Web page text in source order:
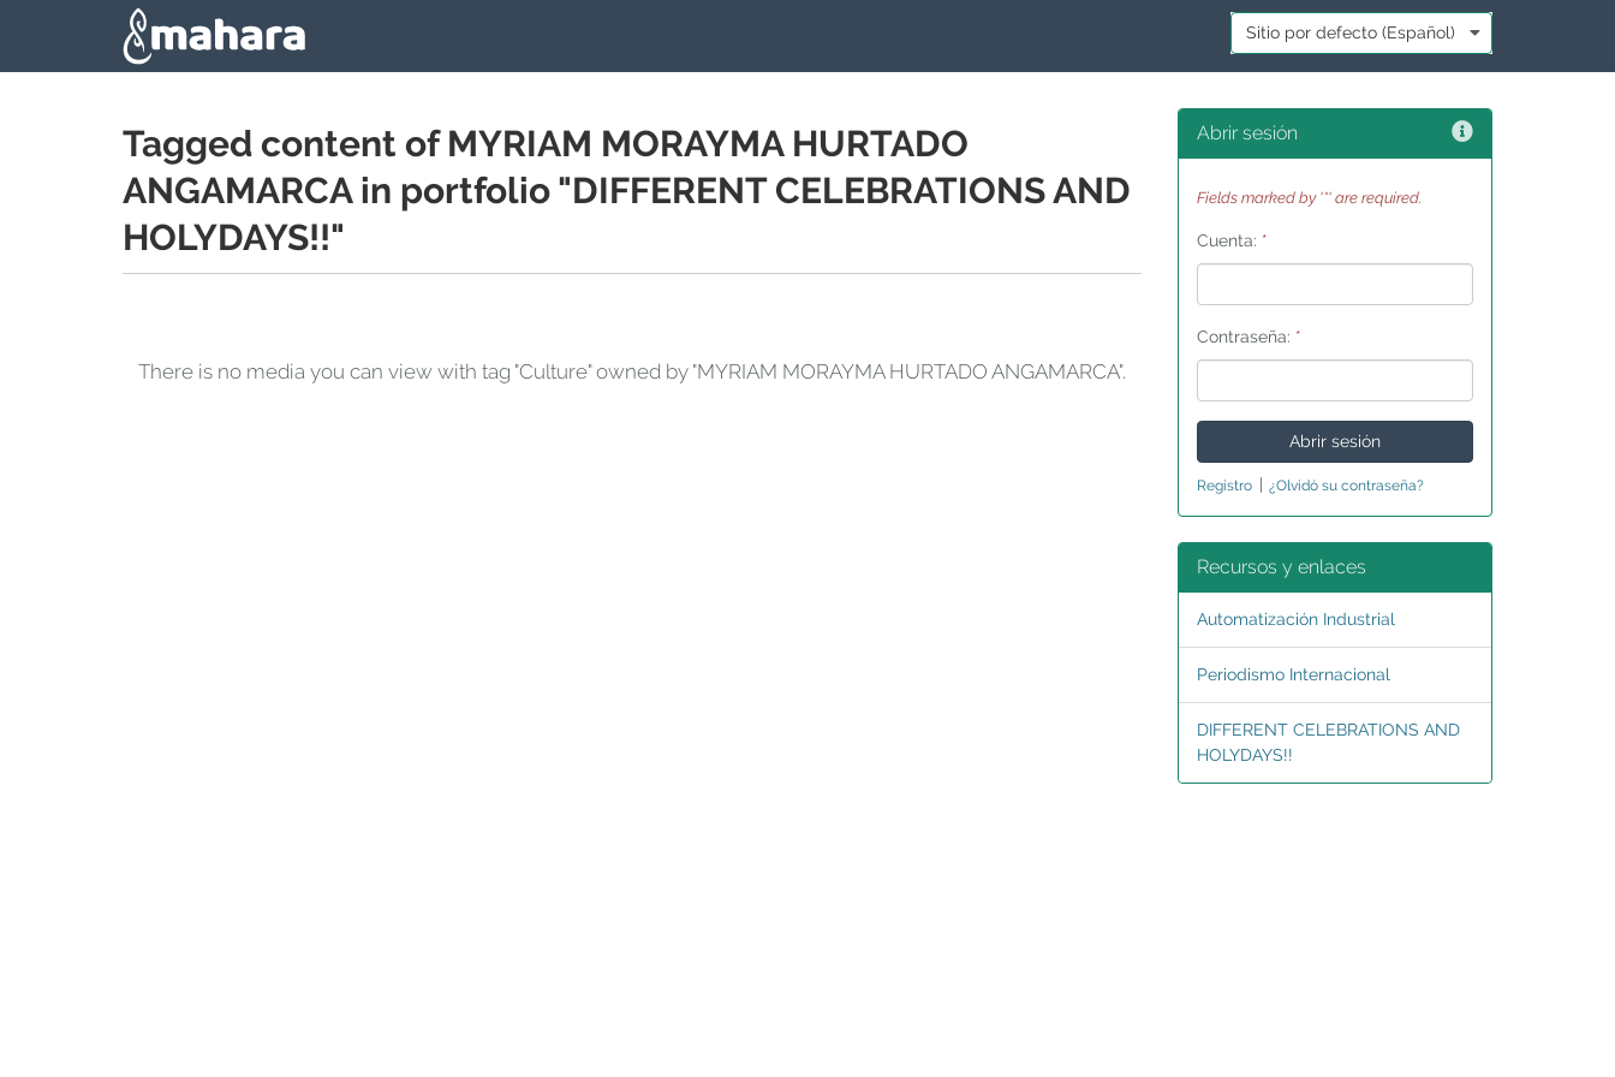
Skip to main content
Idioma:
Tagged content of MYRIAM MORAYMA HURTADO
ANGAMARCA in portfolio "DIFFERENT CELEBRATIONS AND
HOLYDAYS!!"
There is no media you can view with tag "Culture" owned by "MYRIAM MORAYMA HURTADO ANGAMARCA".
Abrir sesión Ayuda
Fields marked by '*' are required.
Cuenta: *
Contraseña: *
Registro ¿Olvidó su contraseña?
Recursos y enlaces
Automatización Industrial
Periodismo Internacional
DIFFERENT CELEBRATIONS AND
HOLYDAYS!!